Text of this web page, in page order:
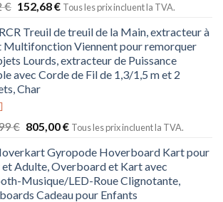
€ 152,68€ Tous les prix incluent la TVA.
Treuil de treuil de la Main, extracteur à
Multifonction Viennent pour remorquer
Lourds, extracteur de Puissance
avec Corde de Fil de 1,3/1,5 m et 2
Char
€ 805,00€ Tous les prix incluent la TVA.
Gyropode Hoverboard Kart pour
et Adulte, Overboard et Kart avec
Musique/LED-Roue Clignotante,
Cadeau pour Enfants